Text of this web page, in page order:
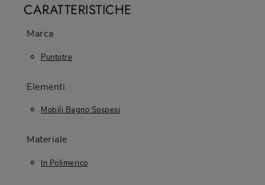
CARATTERISTICHE
Marca
Puntotre
Elementi
Mobili Bagno Sospesi
Materiale
In Polimerico